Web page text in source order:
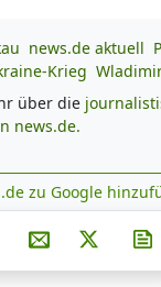
news.de aktuell
Krieg
über die
news.de.
news.de
zu Google
Teilen auf Facebook
Teilen auf
auf Pinterest
Per E-Mail
Post